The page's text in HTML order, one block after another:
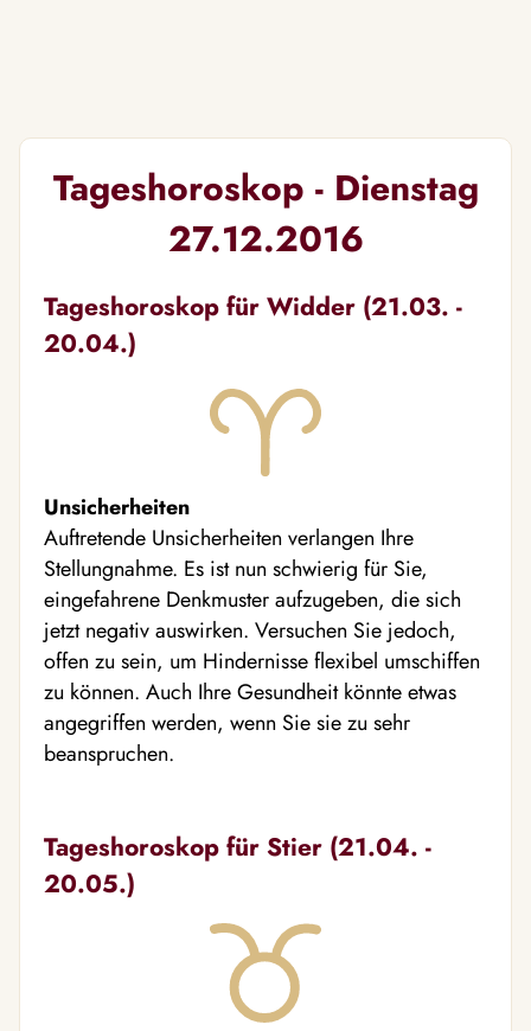
Tageshoroskop - Dienstag
27.12.2016
Tageshoroskop für Widder (21.03. -
20.04.)
Unsicherheiten
Auftretende Unsicherheiten verlangen Ihre
Stellungnahme. Es ist nun schwierig für Sie,
eingefahrene Denkmuster aufzugeben, die sich
jetzt negativ auswirken. Versuchen Sie jedoch,
offen zu sein, um Hindernisse flexibel umschiffen
zu können. Auch Ihre Gesundheit könnte etwas
angegriffen werden, wenn Sie sie zu sehr
beanspruchen.
Tageshoroskop für Stier (21.04. -
20.05.)